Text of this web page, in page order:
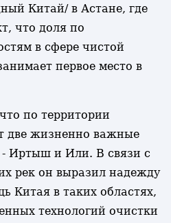
Китай/ в Астане, где
что доля по
в сфере чистой
первое место в
по территории
две жизненно важные
- Иртыш и Или. В связи с
рек он выразил надежду
Китая в таких областях,
технологий очистки